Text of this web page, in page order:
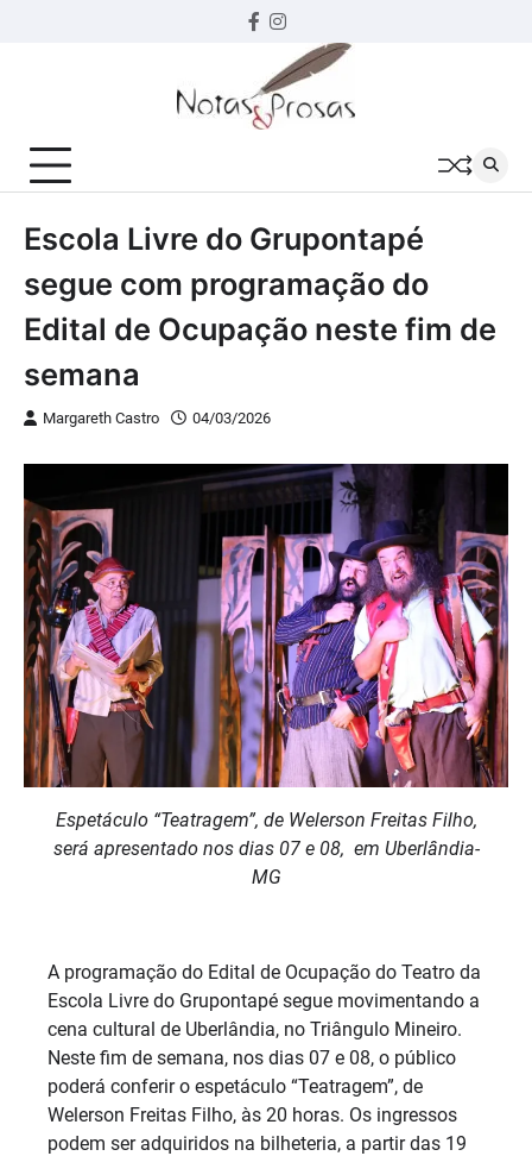
Facebook
instagram
Escola Livre do Grupontapé
segue com programação do
Edital de Ocupação neste fim de
semana
Margareth Castro 04/03/2026
Espetáculo “Teatragem”, de Welerson Freitas Filho,
será apresentado nos dias 07 e 08, em Uberlândia-
MG
A programação do Edital de Ocupação do Teatro da
Escola Livre do Grupontapé segue movimentando a
cena cultural de Uberlândia, no Triângulo Mineiro.
Neste fim de semana, nos dias 07 e 08, o público
poderá conferir o espetáculo “Teatragem”, de
Welerson Freitas Filho, às 20 horas. Os ingressos
podem ser adquiridos na bilheteria, a partir das 19